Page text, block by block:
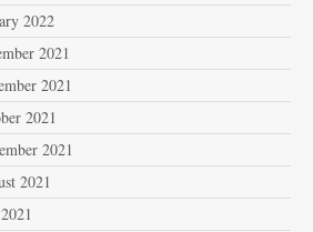
2022
2021
2021
2021
2021
2021